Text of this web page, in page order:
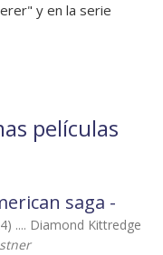
y en la serie
películas
saga -
.... Diamond Kittredge